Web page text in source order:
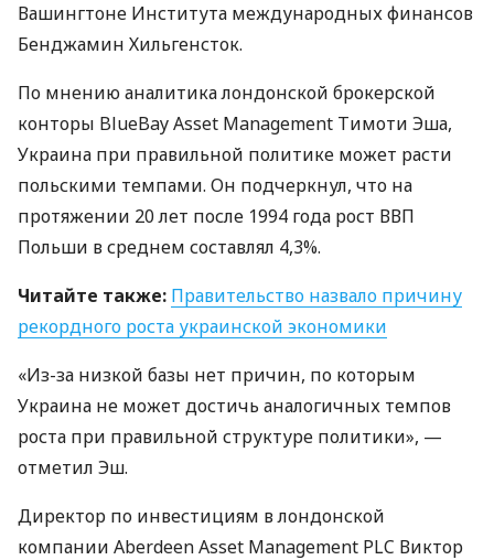
Вашингтоне Института международных финансов
Бенджамин Хильгенсток.
По мнению аналитика лондонской брокерской
конторы BlueBay Asset Management Тимоти Эша,
Украина при правильной политике может расти
польскими темпами. Он подчеркнул, что на
протяжении 20 лет после 1994 года рост ВВП
Польши в среднем составлял 4,3%.
Читайте также: Правительство назвало причину
рекордного роста украинской экономики
«Из-за низкой базы нет причин, по которым
Украина не может достичь аналогичных темпов
роста при правильной структуре политики», —
отметил Эш.
Директор по инвестициям в лондонской
компании Aberdeen Asset Management PLC Виктор